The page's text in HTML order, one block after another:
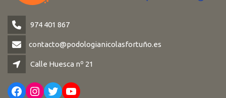
974 401 867
contacto@podologianicolasfortuño.es
Calle Huesca nº 21
Facebook
Instagram
TwitterYouTube